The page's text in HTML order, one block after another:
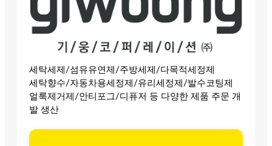
세탁세제/섬유유연제/주방세제/다목적세정제
세탁향수/자동차용세정제/유리세정제/발수코팅제
얼룩제거제/안티포그/디퓨저 등 다양한 제품 주문 개
발 생산